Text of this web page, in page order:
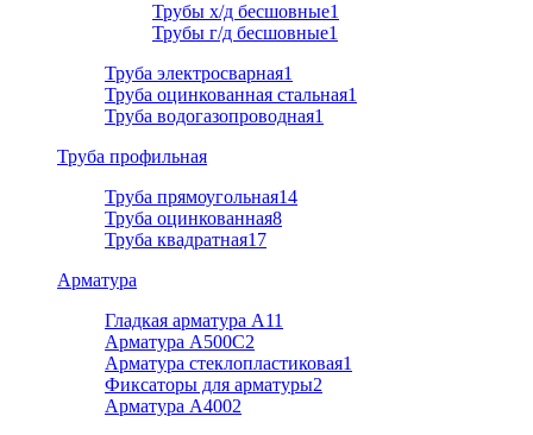
Трубы х/д бесшовные1
Трубы г/д бесшовные1
Труба электросварная1
Труба оцинкованная стальная1
Труба водогазопроводная1
Труба профильная
Труба прямоугольная14
Труба оцинкованная8
Труба квадратная17
Арматура
Гладкая арматура А11
Арматура A500C2
Арматура стеклопластиковая1
Фиксаторы для арматуры2
Арматура А4002